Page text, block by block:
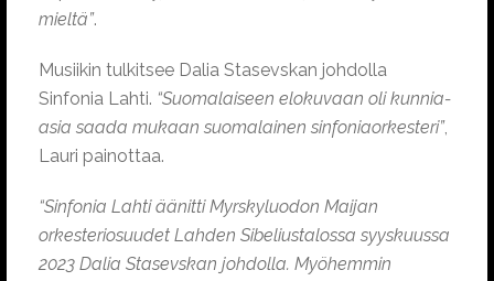
mieltä”.
Musiikin tulkitsee Dalia Stasevskan johdolla
Sinfonia Lahti. “Suomalaiseen elokuvaan oli kunnia-
asia saada mukaan suomalainen sinfoniaorkesteri”,
Lauri painottaa.
“Sinfonia Lahti äänitti Myrskyluodon Maijan
orkesteriosuudet Lahden Sibeliustalossa syyskuussa
2023 Dalia Stasevskan johdolla. Myöhemmin